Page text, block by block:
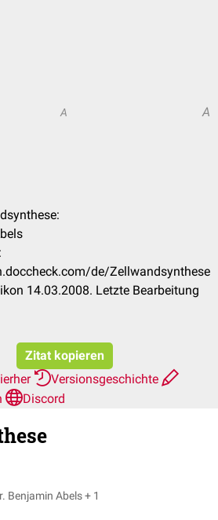
A A
de/Zellwandsynthese
14.03.2008. Letzte Bearbeitung
Zitat kopieren
Versionsgeschichte
Discord
Dr. Benjamin Abels + 1